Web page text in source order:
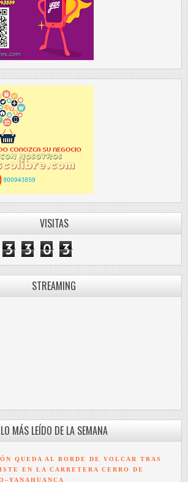
VISITAS
3 3 0 3
STREAMING
LO MÁS LEÍDO DE LA SEMANA
QUEDA AL BORDE DE VOLCAR TRAS
EN LA CARRETERA CERRO DE